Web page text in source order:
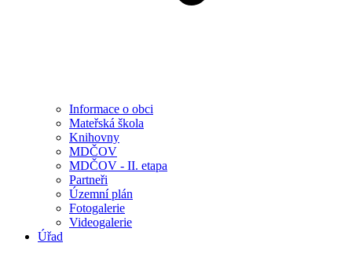
Informace o obci
Mateřská škola
Knihovny
MDČOV
MDČOV - II. etapa
Partneři
Územní plán
Fotogalerie
Videogalerie
Úřad